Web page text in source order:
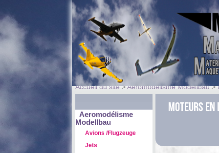
Accueil du site>Aeromodélisme Modellbau>
Aeromodélisme
Modellbau
Avions /Flugzeuge
Jets
Moteurs